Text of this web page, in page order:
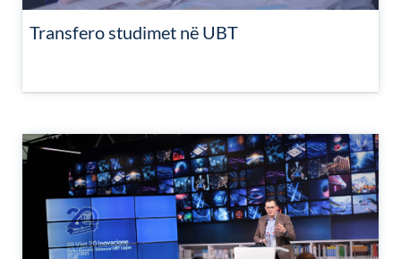
Transfero studimet në UBT